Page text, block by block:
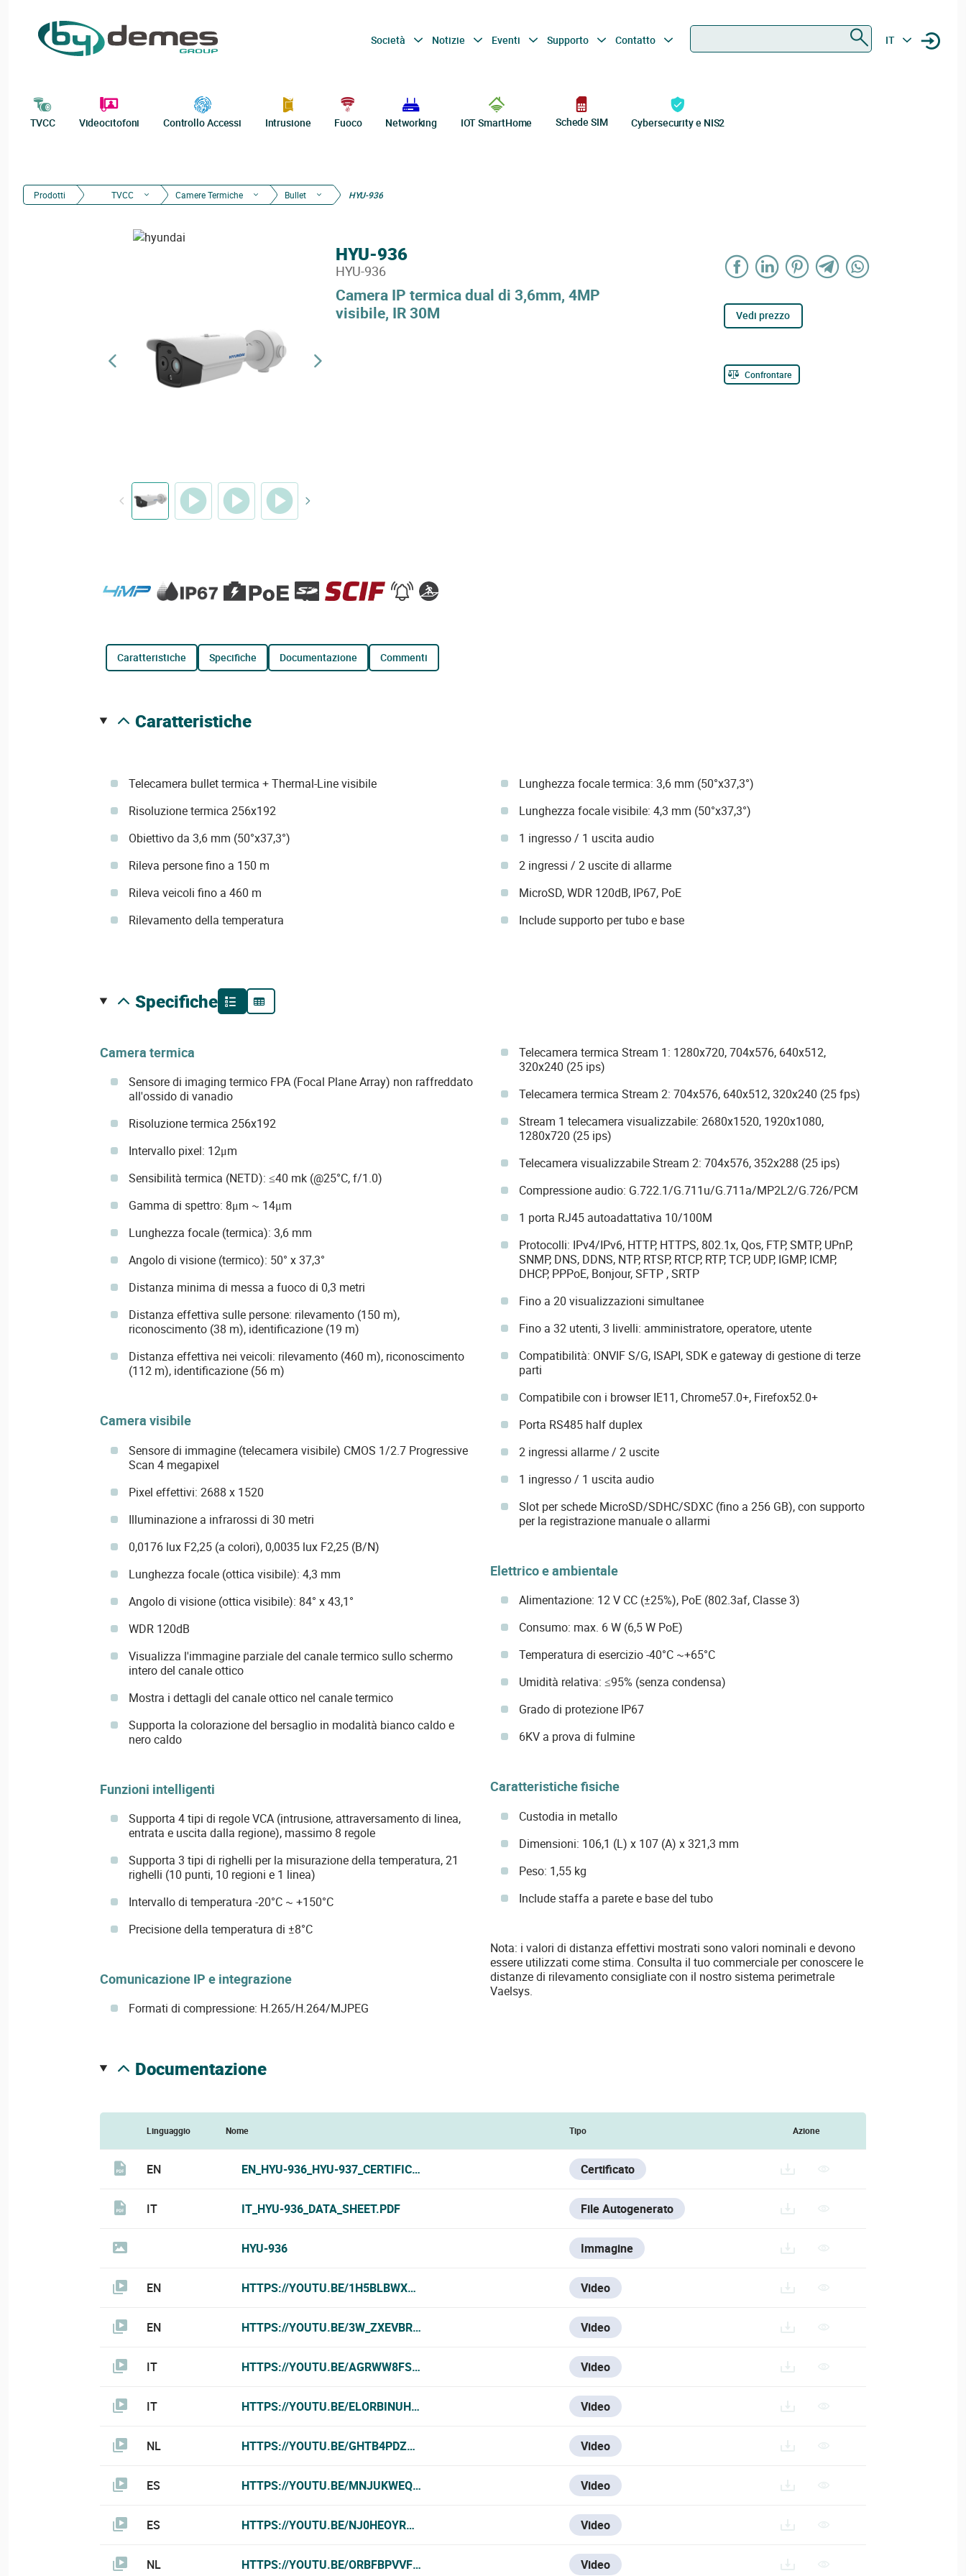
Società Notizie Eventi Supporto Contatto IT
TVCC Videocitofoni Controllo Accessi Intrusione Fuoco Networking IOT SmartHome Schede SIM Cybersecurity e NIS2
Prodotti TVCC Camere Termiche Bullet HYU-936
Camera IP termica dual di 3,6mm, 4MP
visibile, IR 30M
HYU-936
HYU-936
Vedi prezzo
Confrontare
caratteristiche specifiche documentazione commenti
caratteristiche
Telecamera bullet termica + Thermal-Line visibile
Risoluzione termica 256x192
Obiettivo da 3,6 mm (50°x37,3°)
Rileva persone fino a 150 m
Rileva veicoli fino a 460 m
Rilevamento della temperatura
Lunghezza focale termica: 3,6 mm (50°x37,3°)
Lunghezza focale visibile: 4,3 mm (50°x37,3°)
1 ingresso / 1 uscita audio
2 ingressi / 2 uscite di allarme
MicroSD, WDR 120dB, IP67, PoE
Include supporto per tubo e base
specifiche
Camera termica
Sensore di imaging termico FPA (Focal Plane Array) non raffreddato
all'ossido di vanadio
Risoluzione termica 256x192
Intervallo pixel: 12μm
Sensibilità termica (NETD): ≤40 mk (@25°C, f/1.0)
Gamma di spettro: 8μm ~ 14μm
Lunghezza focale (termica): 3,6 mm
Angolo di visione (termico): 50° x 37,3°
Distanza minima di messa a fuoco di 0,3 metri
Distanza effettiva sulle persone: rilevamento (150 m),
riconoscimento (38 m), identificazione (19 m)
Distanza effettiva nei veicoli: rilevamento (460 m), riconoscimento
(112 m), identificazione (56 m)
Camera visibile
Sensore di immagine (telecamera visibile) CMOS 1/2.7 Progressive
Scan 4 megapixel
Pixel effettivi: 2688 x 1520
Illuminazione a infrarossi di 30 metri
0,0176 lux F2,25 (a colori), 0,0035 lux F2,25 (B/N)
Lunghezza focale (ottica visibile): 4,3 mm
Angolo di visione (ottica visibile): 84° x 43,1°
WDR 120dB
Visualizza l'immagine parziale del canale termico sullo schermo
intero del canale ottico
Mostra i dettagli del canale ottico nel canale termico
Supporta la colorazione del bersaglio in modalità bianco caldo e
nero caldo
Funzioni intelligenti
Supporta 4 tipi di regole VCA (intrusione, attraversamento di linea,
entrata e uscita dalla regione), massimo 8 regole
Supporta 3 tipi di righelli per la misurazione della temperatura, 21
righelli (10 punti, 10 regioni e 1 linea)
Intervallo di temperatura -20°C ~ +150°C
Precisione della temperatura di ±8°C
Comunicazione IP e integrazione
Formati di compressione: H.265/H.264/MJPEG
Telecamera termica Stream 1: 1280x720, 704x576, 640x512,
320x240 (25 ips)
Telecamera termica Stream 2: 704x576, 640x512, 320x240 (25 fps)
Stream 1 telecamera visualizzabile: 2680x1520, 1920x1080,
1280x720 (25 ips)
Telecamera visualizzabile Stream 2: 704x576, 352x288 (25 ips)
Compressione audio: G.722.1/G.711u/G.711a/MP2L2/G.726/PCM
1 porta RJ45 autoadattativa 10/100M
Protocolli: IPv4/IPv6, HTTP, HTTPS, 802.1x, Qos, FTP, SMTP, UPnP,
SNMP, DNS, DDNS, NTP, RTSP, RTCP, RTP, TCP, UDP, IGMP, ICMP,
DHCP, PPPoE, Bonjour, SFTP , SRTP
Fino a 20 visualizzazioni simultanee
Fino a 32 utenti, 3 livelli: amministratore, operatore, utente
Compatibilità: ONVIF S/G, ISAPI, SDK e gateway di gestione di terze
parti
Compatibile con i browser IE11, Chrome57.0+, Firefox52.0+
Porta RS485 half duplex
2 ingressi allarme / 2 uscite
1 ingresso / 1 uscita audio
Slot per schede MicroSD/SDHC/SDXC (fino a 256 GB), con supporto
per la registrazione manuale o allarmi
Elettrico e ambientale
Alimentazione: 12 V CC (±25%), PoE (802.3af, Classe 3)
Consumo: max. 6 W (6,5 W PoE)
Temperatura di esercizio -40°C ~+65°C
Umidità relativa: ≤95% (senza condensa)
Grado di protezione IP67
6KV a prova di fulmine
Caratteristiche fisiche
Custodia in metallo
Dimensioni: 106,1 (L) x 107 (A) x 321,3 mm
Peso: 1,55 kg
Include staffa a parete e base del tubo
Nota: i valori di distanza effettivi mostrati sono valori nominali e devono
essere utilizzati come stima. Consulta il tuo commerciale per conoscere le
distanze di rilevamento consigliate con il nostro sistema perimetrale
Vaelsys.
documentazione
Linguaggio Nome Tipo Azione
EN EN_HYU-936_HYU-937_CERTIFICATE.PDF Certificato
IT IT_HYU-936_DATA_SHEET.PDF File Autogenerato
HYU-936 Immagine
EN HTTPS://YOUTU.BE/1H5BLBWXVKK Video
EN HTTPS://YOUTU.BE/3W_ZXEVBRJ8 Video
IT HTTPS://YOUTU.BE/AGRWW8FS0AU Video
IT HTTPS://YOUTU.BE/ELORBINUHWC Video
NL HTTPS://YOUTU.BE/GHTB4PDZ55U Video
ES HTTPS://YOUTU.BE/MNJUKWEQB04 Video
ES HTTPS://YOUTU.BE/NJ0HEOYRBSC Video
NL HTTPS://YOUTU.BE/ORBFBPVVFTI Video